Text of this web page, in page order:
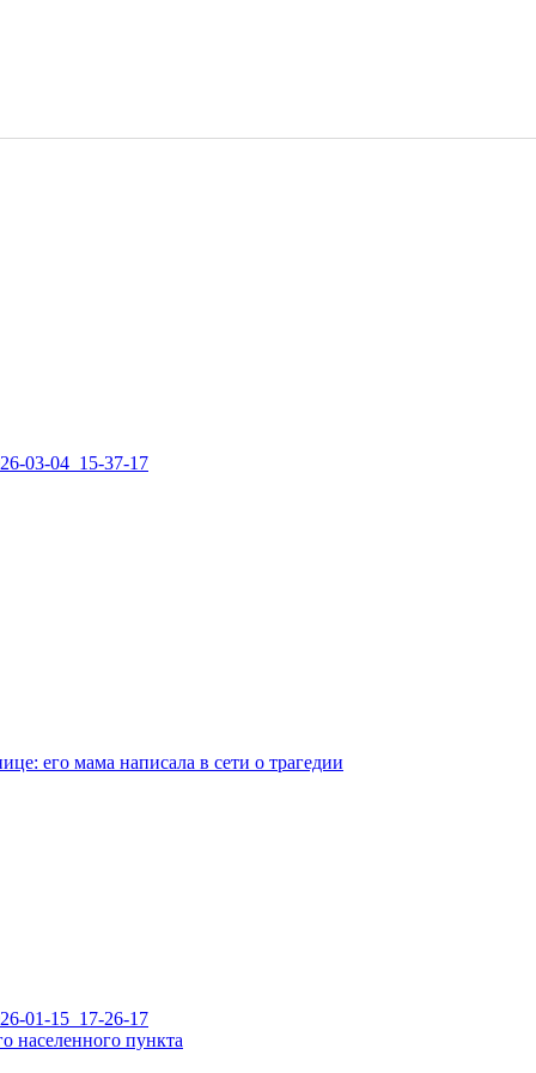
его мама написала в сети о трагедии
населенного пункта